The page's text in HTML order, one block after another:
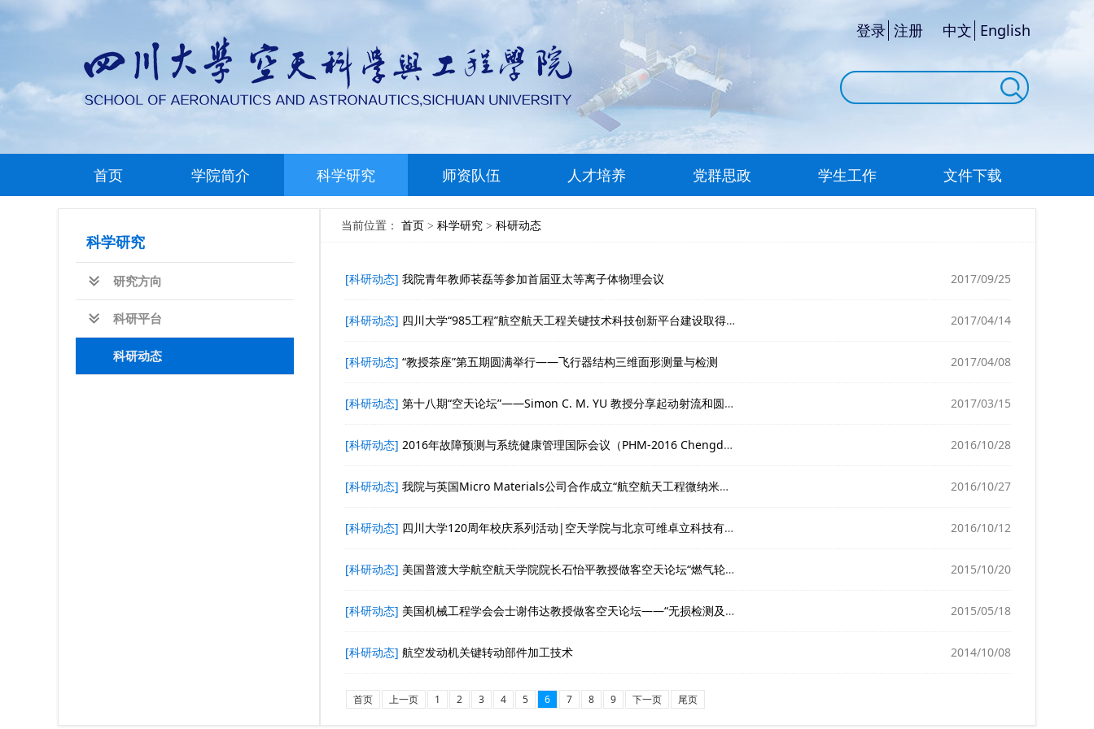
登录 注册 中文 English
首页 学院简介 科学研究 师资队伍 人才培养 党群思政 学生工作 文件下载
科学研究
研究方向
科研平台
科研动态
当前位置： 首页 > 科学研究 > 科研动态
[科研动态] 我院青年教师苌磊等参加首届亚太等离子体物理会议 2017/09/25
[科研动态] 四川大学“985工程”航空航天工程关键技术科技创新平台建设取得重大进展 2017/04/14
[科研动态] “教授茶座”第五期圆满举行——飞行器结构三维面形测量与检测 2017/04/08
[科研动态] 第十八期“空天论坛”——Simon C. M. YU 教授分享起动射流和圆柱尾流方面的研究成果 2017/03/15
[科研动态] 2016年故障预测与系统健康管理国际会议（PHM-2016 Chengdu）顺利召开 2016/10/28
[科研动态] 我院与英国Micro Materials公司合作成立“航空航天工程微纳米力学中英联合应用研发中心” 2016/10/27
[科研动态] 四川大学120周年校庆系列活动|空天学院与北京可维卓立科技有限公司签订战略合作协议并获应用平台捐赠 2016/10/12
[科研动态] 美国普渡大学航空航天学院院长石怡平教授做客空天论坛“燃气轮机中的热传导问题——挑战与机遇” 2015/10/20
[科研动态] 美国机械工程学会会士谢伟达教授做客空天论坛——“无损检测及智能传感器的发展趋势“讲座圆满举办 2015/05/18
[科研动态] 航空发动机关键转动部件加工技术 2014/10/08
首页 上一页 1 2 3 4 5 6 7 8 9 下一页 尾页